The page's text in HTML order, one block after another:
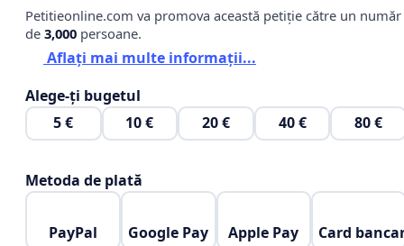
sistemului de sănătate românesc.
Vedeți și petiția: „Opriți isteria covid-19! Anulați starea
de urgență!”
https://www.petitieonline.com/oprii_isteria_covid-
19_anulai_de_indat_starea_de_urgen
Petitieonline.com va promova această petiție către un număr
de 3,000 persoane.
Aflați mai multe informații...
Alege-ți bugetul
5 €
10 € 20 € 40 € 80 €
Metoda de plată
PayPal Google Pay Apple Pay Card